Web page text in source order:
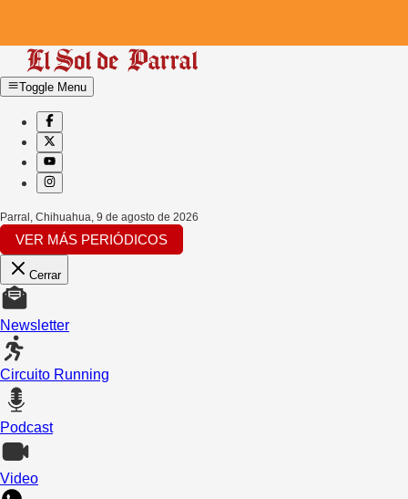
Toggle Menu
Parral, Chihuahua 9 de agosto de 2026
VER MÁS PERIÓDICOS
Cerrar
Newsletter
Circuito Running
Podcast
Video